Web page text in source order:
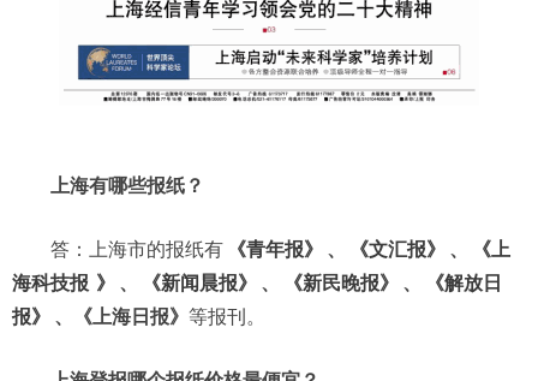
上海有哪些报纸？
答：上海市的报纸有 《青年报》 、 《文汇报》 、
《上
海科技报 》 、 《新闻晨报》 、 《新民晚报》 、
《解放日
报》
、《上海日报》 等报刊。